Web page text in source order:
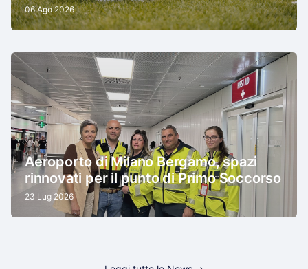
06 Ago 2026
Aeroporto di Milano Bergamo, spazi
rinnovati per il punto di Primo Soccorso
23 Lug 2026